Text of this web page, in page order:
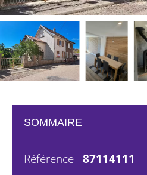
SOMMAIRE
Référence 87114111